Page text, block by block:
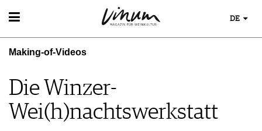
WEIN
WEINSUCHE
WINETRADECLUB
WEINE DES MONATS
WEINREGIONEN
WEINLEXIKON
WEINGESCHICHTE
EVENTS
EVENTKALENDER
AWARDS
ESSEN & TRINKEN
DE
Making-of-Videos
Die Winzer-
Wei(h)nachtswerkstatt